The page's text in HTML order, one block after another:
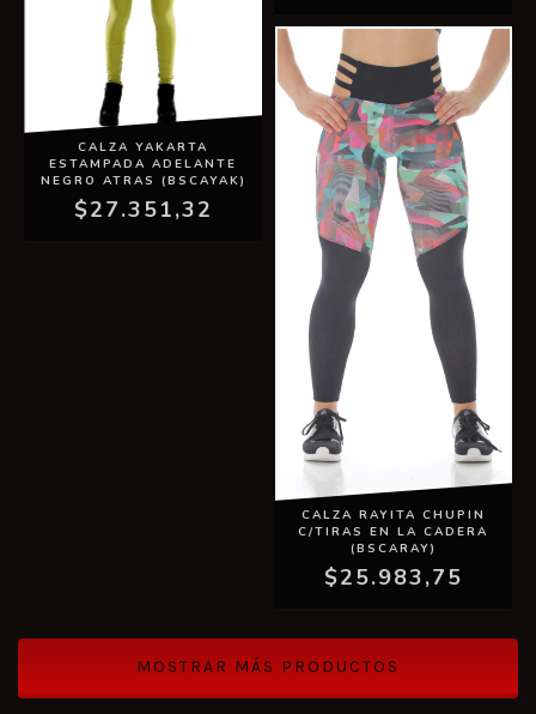
CALZA YAKARTA
ESTAMPADA ADELANTE
NEGRO ATRAS (BSCAYAK)
$27.351,32
CALZA RAYITA CHUPIN
C/TIRAS EN LA CADERA
(BSCARAY)
$25.983,75
MOSTRAR MÁS PRODUCTOS